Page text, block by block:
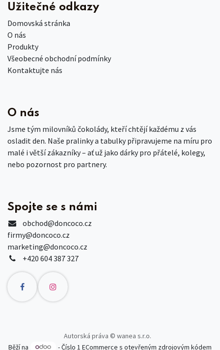
Užitečné odkazy
Domovská stránka
O nás
Produkty
Všeobecné obchodní podmínky
Kontaktujte nás
O nás
Jsme tým milovníků čokolády, kteří chtějí každému z vás
osladit den. Naše pralinky a tabulky připravujeme na míru pro
malé i větší zákazníky – ať už jako dárky pro přátelé, kolegy,
nebo pozornost pro partnery.
Spojte se s námi
obchod@doncoco.cz
firmy@doncoco.cz
marketing@doncoco.cz
+420 604 387 327
Autorská práva © wanea s.r.o.
Běží na
- Číslo 1ECommerce s otevřeným zdrojovým kódem